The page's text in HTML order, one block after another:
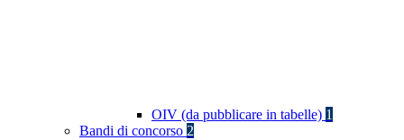
OIV (da pubblicare in tabelle) 1
Bandi di concorso 2